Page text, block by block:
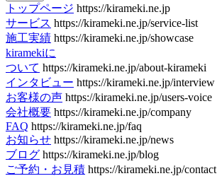
トップページ https://kirameki.ne.jp
サービス https://kirameki.ne.jp/service-list
施工実績 https://kirameki.ne.jp/showcase
kiramekiに
ついて https://kirameki.ne.jp/about-kirameki
インタビュー https://kirameki.ne.jp/interview
お客様の声 https://kirameki.ne.jp/users-voice
会社概要 https://kirameki.ne.jp/company
FAQ https://kirameki.ne.jp/faq
お知らせ https://kirameki.ne.jp/news
ブログ https://kirameki.ne.jp/blog
ご予約・お見積 https://kirameki.ne.jp/contact